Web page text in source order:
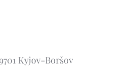
Kyjov-Boršov